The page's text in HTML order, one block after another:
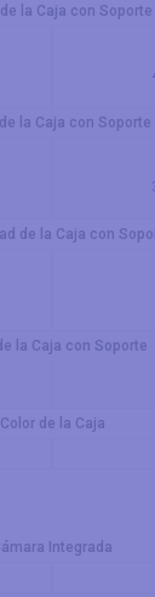
la Caja con Soporte
la Caja con Soporte
de la Caja con
la Caja con Soporte
Color de la Caja
Integrada